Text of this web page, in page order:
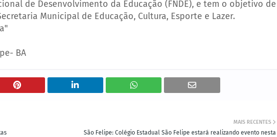
de Desenvolvimento da Educação (FNDE), e tem o objetivo de
Municipal de Educação, Cultura, Esporte e Lazer.
BA
MAIS RECENTES
São Felipe: Colégio Estadual São Felipe estará realizando evento nesta